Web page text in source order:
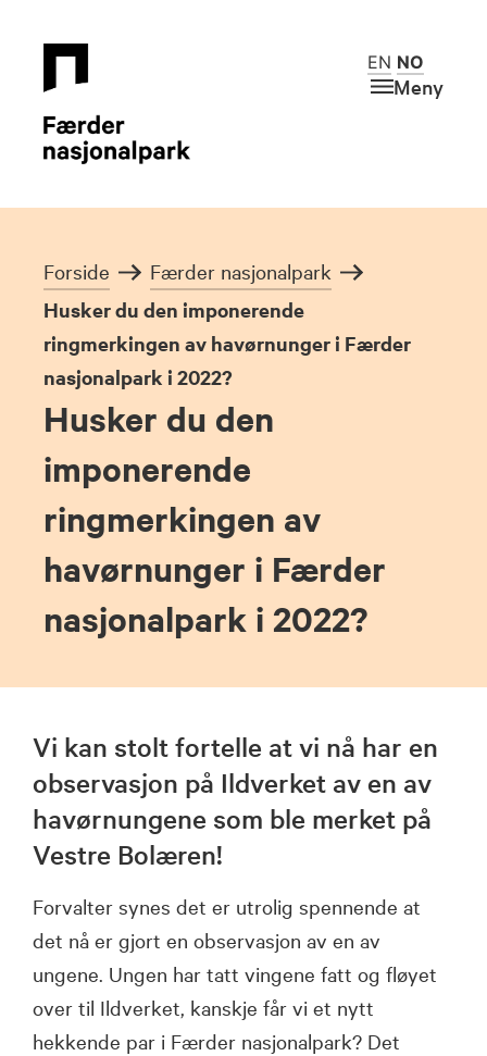
Forside Færder nasjonalpark
Husker du den imponerende
ringmerkingen av havørnunger i Færder
nasjonalpark i 2022?
Husker du den
imponerende
ringmerkingen av
havørnunger i Færder
nasjonalpark i 2022?
EN NO
Meny
Vi kan stolt fortelle at vi nå har en
observasjon på Ildverket av en av
havørnungene som ble merket på
Vestre Bolæren!
Forvalter synes det er utrolig spennende at
det nå er gjort en observasjon av en av
ungene. Ungen har tatt vingene fatt og fløyet
over til Ildverket, kanskje får vi et nytt
hekkende par i Færder nasjonalpark? Det